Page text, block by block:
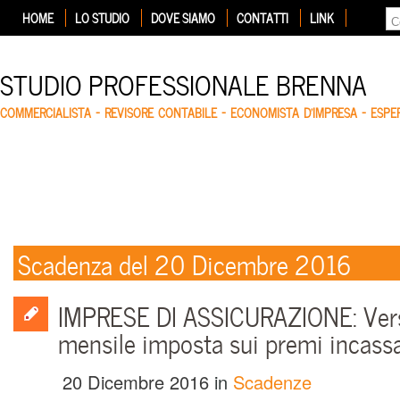
HOME LO STUDIO DOVE SIAMO CONTATTI LINK
STUDIO PROFESSIONALE BRENNA
COMMERCIALISTA – REVISORE CONTABILE – ECONOMISTA D'IMPRESA –
Scadenza del 20 Dicembre 2016
IMPRESE DI ASSICURAZIONE:
mensile imposta sui premi
20 Dicembre 2016 in Scadenze